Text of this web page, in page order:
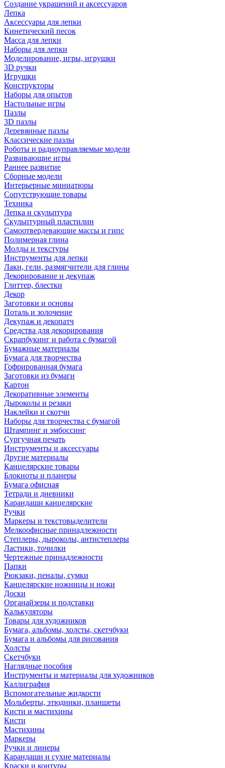
Создание украшений и аксессуаров
Лепка
Аксессуары для лепки
Кинетический песок
Масса для лепки
Наборы для лепки
Моделирование, игры, игрушки
3D ручки
Игрушки
Конструкторы
Наборы для опытов
Настольные игры
Пазлы
3D пазлы
Деревянные пазлы
Классические пазлы
Роботы и радиоуправляемые модели
Развивающие игры
Раннее развитие
Сборные модели
Интерьерные миниатюры
Сопутствующие товары
Техника
Лепка и скульптура
Скульптурный пластилин
Самоотвердевающие массы и гипс
Полимерная глина
Молды и текстуры
Инструменты для лепки
Лаки, гели, размягчители для глины
Декорирование и декупаж
Глиттер, блестки
Декор
Заготовки и основы
Поталь и золочение
Декупаж и декопатч
Средства для декорирования
Скрапбукинг и работа с бумагой
Бумажные материалы
Бумага для творчества
Гофрированная бумага
Заготовки из бумаги
Картон
Декоративные элементы
Дыроколы и резаки
Наклейки и скотчи
Наборы для творчества с бумагой
Штампинг и эмбоссинг
Сургучная печать
Инструменты и аксессуары
Другие материалы
Канцелярские товары
Блокноты и планеры
Бумага офисная
Тетради и дневники
Карандаши канцелярские
Ручки
Маркеры и текстовыделители
Мелкоофисные принадлежности
Степлеры, дыроколы, антистеплеры
Ластики, точилки
Чертежные принадлежности
Папки
Рюкзаки, пеналы, сумки
Канцелярские ножницы и ножи
Доски
Органайзеры и подставки
Калькуляторы
Товары для художников
Бумага, альбомы, холсты, скетчбуки
Бумага и альбомы для рисования
Холсты
Скетчбуки
Наглядные пособия
Инструменты и материалы для художников
Каллиграфия
Вспомогательные жидкости
Мольберты, этюдники, планшеты
Кисти и мастихины
Кисти
Мастихины
Маркеры
Ручки и линеры
Карандаши и сухие материалы
Краски и контуры